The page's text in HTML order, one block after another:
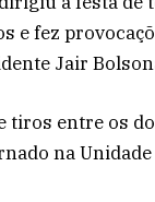
e fez
Jair
tiros entre os
na